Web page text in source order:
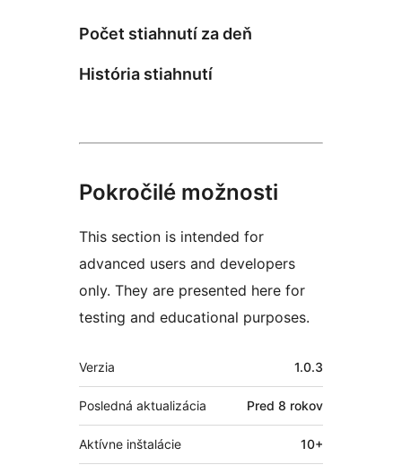
Počet stiahnutí za deň
História stiahnutí
Pokročilé možnosti
This section is intended for
advanced users and developers
only. They are presented here for
testing and educational purposes.
Meta
Verzia 1.0.3
Posledná aktualizácia Pred 8 rokov
Aktívne inštalácie 10+